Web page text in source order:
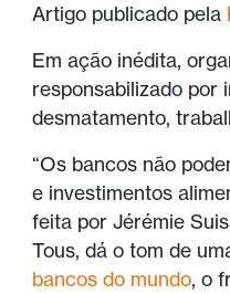
Artigo publicado pela
Em ação inédita,
responsabilizado por
desmatamento,
“Os bancos não
e investimentos
feita por Jérémie
Tous, dá o tom de
bancos do mundo, o